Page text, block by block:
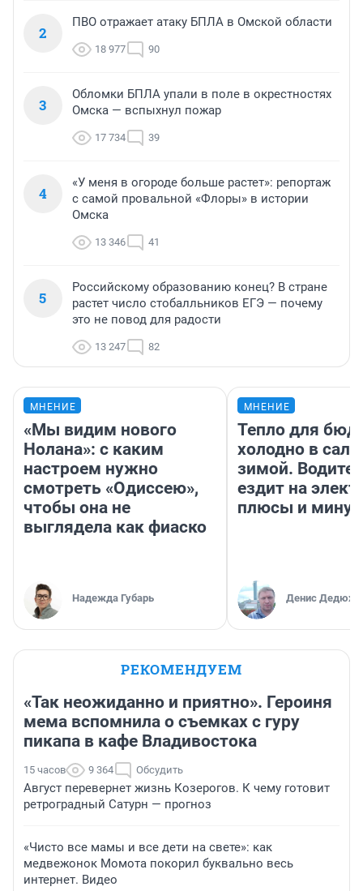
2
ПВО отражает атаку БПЛА в Омской области
18 977 90
3
Обломки БПЛА упали в поле в окрестностях
Омска — вспыхнул пожар
17 734 39
4
«У меня в огороде больше растет»: репортаж
с самой провальной «Флоры» в истории
Омска
13 346 41
5
Российскому образованию конец? В стране
растет число стобалльников ЕГЭ — почему
это не повод для радости
13 247 82
МНЕНИЕ
«Мы видим нового
Нолана»: с каким
настроем нужно
смотреть «Одиссею»,
чтобы она не
выглядела как фиаско
Надежда Губарь
МНЕНИЕ
Тепло для
холодно в
зимой.
ездит на
плюсы и
Денис
РЕКОМЕНДУЕМ
«Так неожиданно и приятно». Героиня
мема вспомнила о съемках с гуру
пикапа в кафе Владивостока
15 часов 9 364 Обсудить
Август перевернет жизнь Козерогов. К чему готовит
ретроградный Сатурн — прогноз
«Чисто все мамы и все дети на свете»: как
медвежонок Момота покорил буквально весь
интернет. Видео